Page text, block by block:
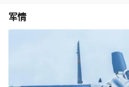
军情